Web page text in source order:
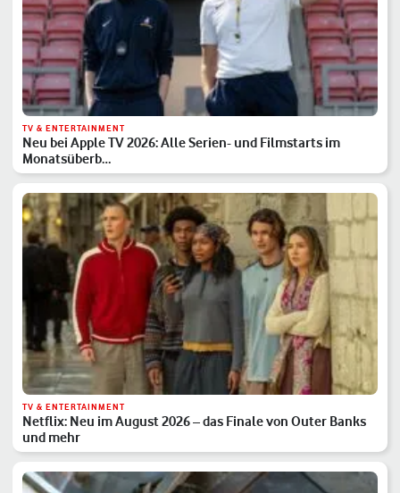
TV & ENTERTAINMENT
Neu bei Apple TV 2026: Alle Serien- und Filmstarts im
Monatsüberb…
TV & ENTERTAINMENT
Netflix: Neu im August 2026 – das Finale von Outer Banks
und mehr